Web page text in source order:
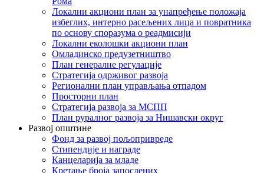
Локални акциони план за унапређење положаја
избеглих, интерно расељених лица и повратника
по основу споразума о реадмисији
Локални еколошки акциони план
Омладинско предузетништво
План генералне регулације
Стратегија одрживог развоја
Регионални план управљања отпадом
Просторни план
Стратегија развоја за МСПП
План руралног развоја за Нишавски округ
Развој општине
Фонд за развој пољопривреде
Стипендије и награде
Канцеларија за младе
Кретање броја запослених